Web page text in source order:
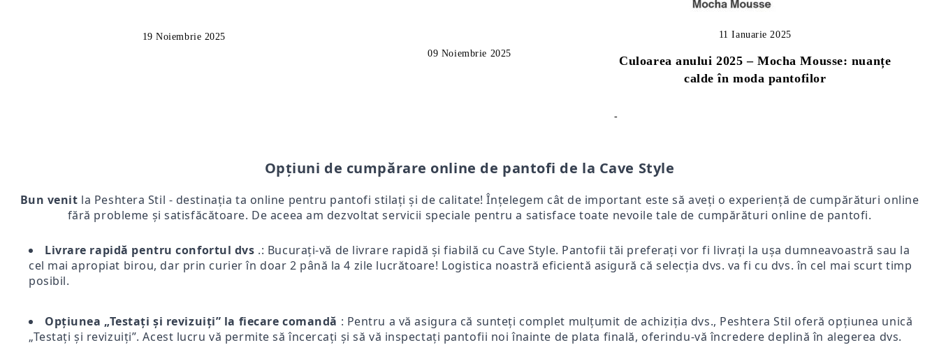
19 Noiembrie 2025
09 Noiembrie 2025
Culoarea anului 2025 – Mocha Mousse: nuanțe
calde în moda pantofilor
11 Ianuarie 2025
-
Opțiuni de cumpărare online de pantofi de la Cave Style
Bun venit la Peshtera Stil - destinația ta online pentru pantofi stilați și de calitate! Înțelegem cât de important este să aveți o experiență de cumpărături online
fără probleme și satisfăcătoare. De aceea am dezvoltat servicii speciale pentru a satisface toate nevoile tale de cumpărături online de pantofi.
Livrare rapidă pentru confortul dvs .: Bucurați-vă de livrare rapidă și fiabilă cu Cave Style. Pantofii tăi preferați vor fi livrați la ușa dumneavoastră sau la
cel mai apropiat birou, dar prin curier în doar 2 până la 4 zile lucrătoare! Logistica noastră eficientă asigură că selecția dvs. va fi cu dvs. în cel mai scurt timp
posibil.
Opțiunea „Testați și revizuiți” la fiecare comandă : Pentru a vă asigura că sunteți complet mulțumit de achiziția dvs., Peshtera Stil oferă opțiunea unică
„Testați și revizuiți”. Acest lucru vă permite să încercați și să vă inspectați pantofii noi înainte de plata finală, oferindu-vă încredere deplină în alegerea dvs.